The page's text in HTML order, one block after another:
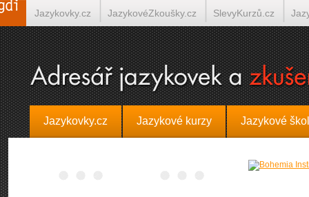
Jazykovky.cz Jazykové kurzy Jazykové
Jazykovky.cz JazykovéZkoušky.cz SlevyKurzů.cz
Španělština on-line Italština on-line Tlumočení-